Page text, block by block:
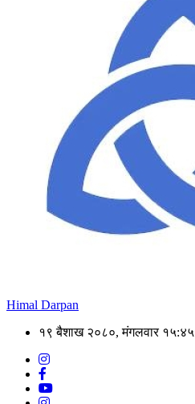
Himal Darpan
१९ बैशाख २०८०, मंगलवार १५:४५